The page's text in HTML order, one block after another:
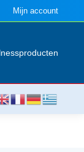
Mijn account